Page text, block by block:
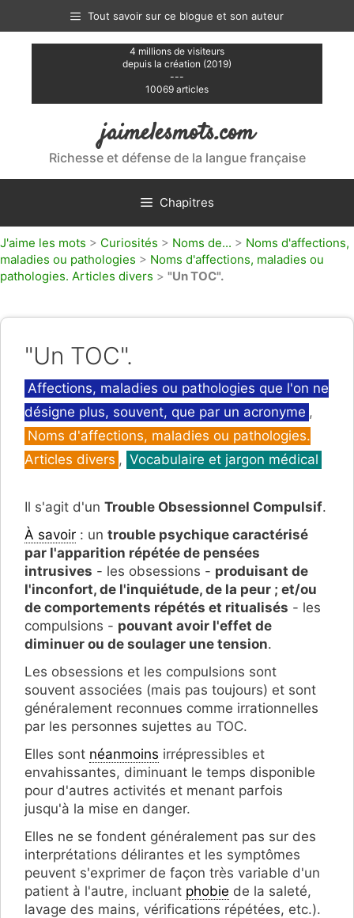
contenu
Tout savoir sur ce blogue et son auteur
4 millions de visiteurs
depuis la création (2019)
---
10069 articles
jaimelesmots.com
Richesse et défense de la langue française
Chapitres
J'aime les mots > Curiosités > Noms de... > Noms d'affections,
maladies ou pathologies > Noms d'affections, maladies ou
pathologies. Articles divers > "Un TOC".
"Un TOC".
Catégories
Affections, maladies ou pathologies que l'on ne
désigne plus, souvent, que par un acronyme ,
Noms d'affections, maladies ou pathologies.
Articles divers , Vocabulaire et jargon médical
Il s'agit d'un Trouble Obsessionnel Compulsif.
À savoir : un trouble psychique caractérisé
par l'apparition répétée de pensées
intrusives - les obsessions - produisant de
l'inconfort, de l'inquiétude, de la peur ; et/ou
de comportements répétés et ritualisés - les
compulsions - pouvant avoir l'effet de
diminuer ou de soulager une tension.
Les obsessions et les compulsions sont
souvent associées (mais pas toujours) et sont
généralement reconnues comme irrationnelles
par les personnes sujettes au TOC.
Elles sont néanmoins irrépressibles et
envahissantes, diminuant le temps disponible
pour d'autres activités et menant parfois
jusqu'à la mise en danger.
Elles ne se fondent généralement pas sur des
interprétations délirantes et les symptômes
peuvent s'exprimer de façon très variable d'un
patient à l'autre, incluant phobie de la saleté,
lavage des mains, vérifications répétées, etc.).